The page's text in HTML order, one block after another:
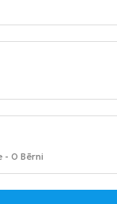
- 0 Bērni